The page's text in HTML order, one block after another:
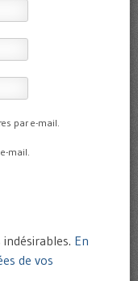
par e-mail.
mail.
En
de vos